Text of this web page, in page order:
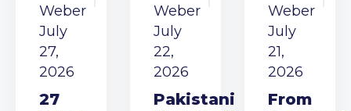
Weber
July
27,
2026
27
Weber
July
22,
2026
Pakistani
Weber
July
21,
2026
From